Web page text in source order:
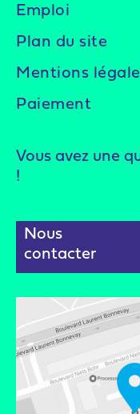
Emploi
Plan du site
Mentions
Paiement
Vous avez une
!
Nous
contacter